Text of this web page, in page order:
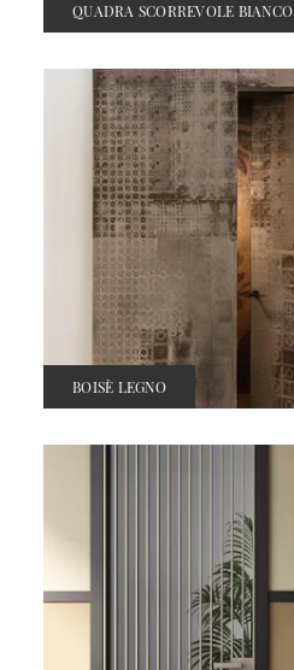
QUADRA SCORREVOLE BIANCO
BOISÈ LEGNO